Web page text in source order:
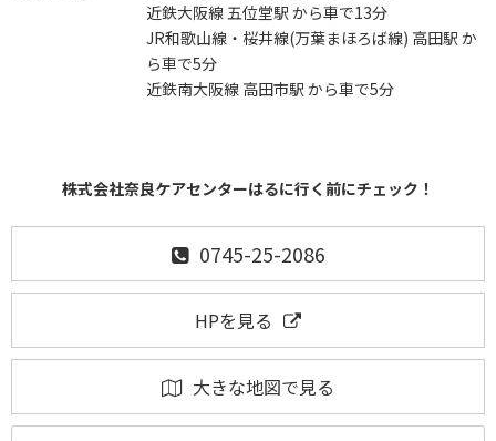
近鉄大阪線 五位堂駅 から車で13分
JR和歌山線・桜井線(万葉まほろば線) 高田駅 か
ら車で5分
近鉄南大阪線 高田市駅 から車で5分
株式会社奈良ケアセンターはるに行く前にチェック！
0745-25-2086
HPを見る
大きな地図で見る